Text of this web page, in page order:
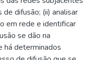
difusão; (ii) analisar
em rede e identificar
se dão na
há determinados